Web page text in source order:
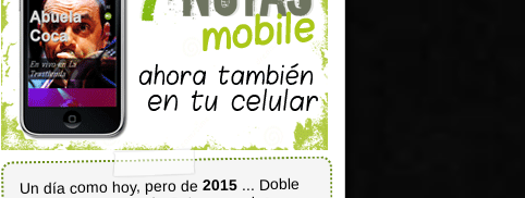
Un día como hoy, pero de2015 ... Doble